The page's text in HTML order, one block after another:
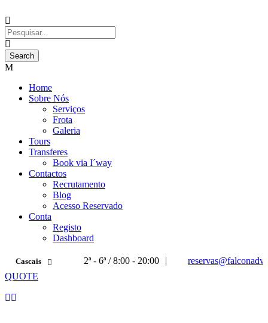
Home
Sobre Nós
Serviços
Frota
Galeria
Tours
Transferes
Book via I´way
Contactos
Recrutamento
Blog
Acesso Reservado
Conta
Registo
Dashboard
Cascais 2ª - 6ª / 8:00 - 20:00 |
QUOTE